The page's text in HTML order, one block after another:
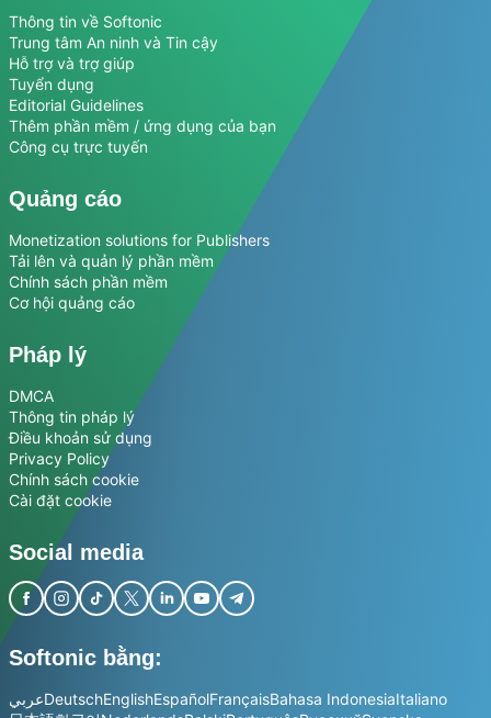
Thông tin về Softonic
Trung tâm An ninh và Tin cậy
Hỗ trợ và trợ giúp
Tuyển dụng
Editorial Guidelines
Thêm phần mềm / ứng dụng của bạn
Công cụ trực tuyến
Quảng cáo
Monetization solutions for Publishers
Tải lên và quản lý phần mềm
Chính sách phần mềm
Cơ hội quảng cáo
Pháp lý
DMCA
Thông tin pháp lý
Điều khoản sử dụng
Privacy Policy
Chính sách cookie
Cài đặt cookie
Social media
Softonic bằng:
عربيDeutschEnglishEspañolFrançaisBahasa IndonesiaItaliano